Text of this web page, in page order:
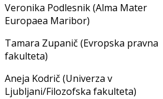
Veronika Podlesnik (Alma Mater
Europaea Maribor)
Tamara Zupanič (Evropska pravna
fakulteta)
Aneja Kodrič (Univerza v
Ljubljani/Filozofska fakulteta)